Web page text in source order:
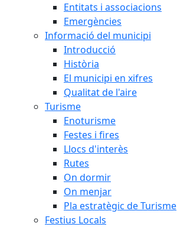
Entitats i associacions
Emergències
Informació del municipi
Introducció
Història
El municipi en xifres
Qualitat de l'aire
Turisme
Enoturisme
Festes i fires
Llocs d'interès
Rutes
On dormir
On menjar
Pla estratègic de Turisme
Festius Locals